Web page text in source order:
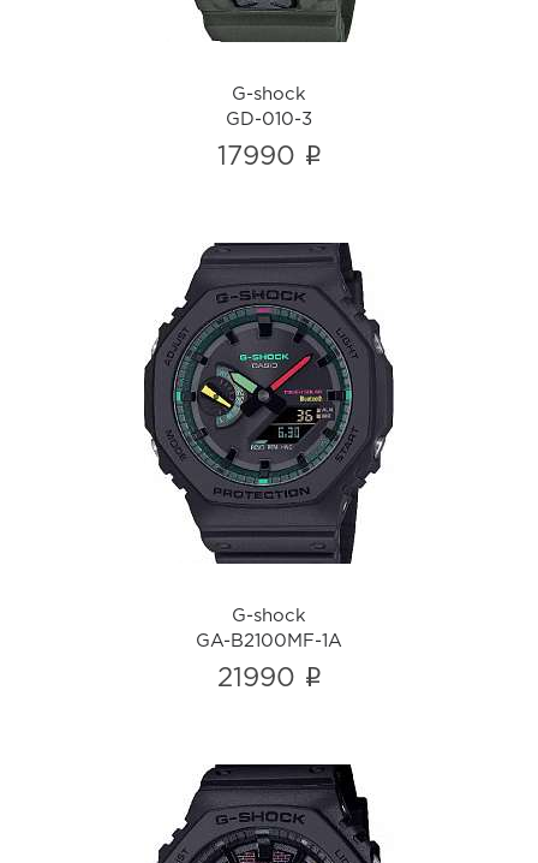
G-shock
GD-010-3
17990 i
G-shock
GA-B2100MF-1A
i
G-shock
GA-B2100MF-1A
21990 i